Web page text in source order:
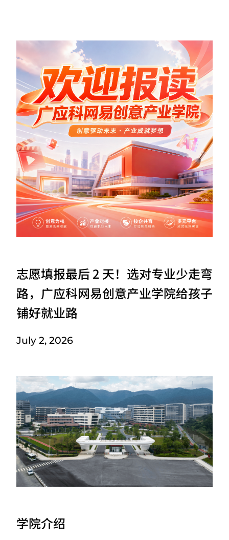
志愿填报最后 2 天！选对专业少走弯
路，广应科网易创意产业学院给孩子
铺好就业路
July 2, 2026
学院介绍